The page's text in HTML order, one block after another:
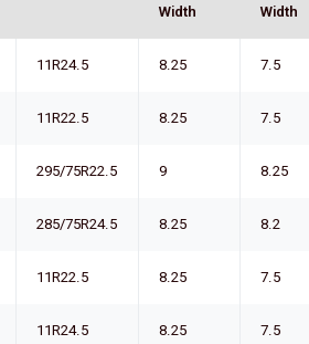
Width
Width
11R24.5 8.25 7.5
11R22.5 8.25 7.5
295/75R22.5 9 8.25
285/75R24.5 8.25 8.2
11R22.5 8.25 7.5
11R24.5 8.25 7.5